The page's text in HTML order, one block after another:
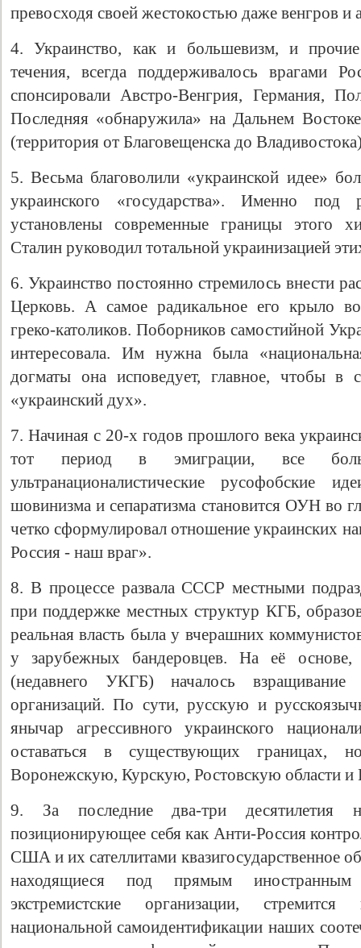
превосходя своей жестокостью даже венгров и
4. Украинство, как и большевизм, и
течения, всегда поддерживалось врагами
спонсировали Австро-Венгрия,
Последняя «обнаружила» на Дальнем
(территория от Благовещенска до
5. Весьма благоволили «украинской идее»
украинского «государства». Именно под
установлены современные границы этого
Сталин руководил тотальной украинизацией
6. Украинство постоянно стремилось внести
Церковь. А самое радикальное его крыло
греко-католиков. Поборников самостийной
интересовала. Им нужна была
догматы она исповедует, главное, чтобы в
«украинский дух».
7. Начиная с 20-х годов прошлого века
тот период в эмиграции, все
ультранационалистические русофобские
шовинизма и сепаратизма становится ОУН во
четко сформулировал отношение украинских
Россия - наш враг».
8. В процессе развала СССР местными
при поддержке местных структур КГБ,
реальная власть была у вчерашних
у зарубежных бандеровцев. На её
(недавнего УКГБ) началось взращивание
организаций. По сути, русскую и
янычар агрессивного украинского
оставаться в существующих границах,
Воронежскую, Курскую, Ростовскую области и
9. За последние два-три десятилетия
позиционирующее себя как Анти-Россия
США и их сателлитами квазигосударственное
находящиеся под прямым иностранным
экстремистские организации,
национальной самоидентификации наших